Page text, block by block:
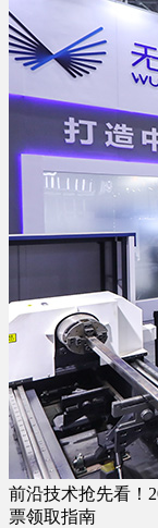
前沿技术抢先看！
票领取指南